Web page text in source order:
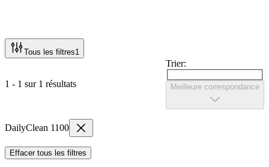
Tous les filtres1
1 - 1 sur 1 résultats
Trier:
Meilleure correspondance
DailyClean 1100
Effacer tous les filtres